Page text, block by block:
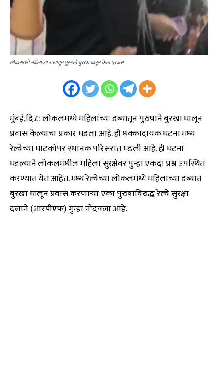
लोकलमध्ये महिलांच्या डब्यातून पुरुषाने बुरखा घालून केला प्रवास
मुंबई,दि.८: लोकलमध्ये महिलांच्या डब्यातून पुरुषाने बुरखा घालून
प्रवास केल्याचा प्रकार घडला आहे. ही धक्कादायक घटना मध्य
रेल्वेच्या घाटकोपर स्थानक परिसरात घडली आहे. ही घटना
घडल्याने लोकलमधील महिला सुरक्षेवर पुन्हा एकदा प्रश्न उपस्थित
करण्यात येत आहेत. मध्य रेल्वेच्या लोकलमध्ये महिलांच्या डब्यात
बुरखा घालून प्रवास करणाऱ्या एका पुरुषाविरुद्ध रेल्वे सुरक्षा
दलाने (आरपीएफ) गुन्हा नोंदवला आहे.